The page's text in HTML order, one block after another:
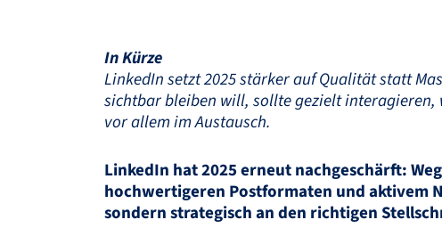
In Kürze
LinkedIn setzt 2025 stärker auf Qualität statt
sichtbar bleiben will, sollte gezielt
vor allem im Austausch.
LinkedIn hat 2025 erneut nachgeschärft:
hochwertigeren Postformaten und aktivem
sondern strategisch an den richtigen